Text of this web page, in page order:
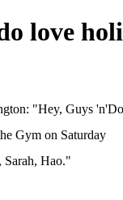
love
"Hey, Guys
Gym on Saturday
Sarah, Hao."